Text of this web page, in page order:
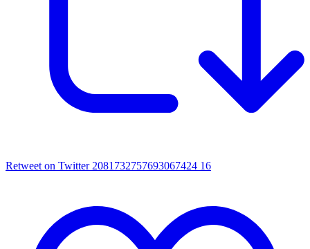
Retweet on Twitter 2081732757693067424 16